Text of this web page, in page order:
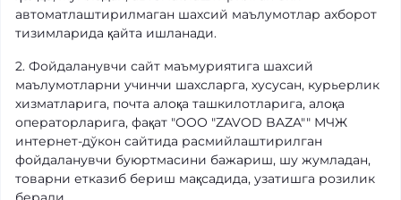
автоматлаштирилмаган шахсий маълумотлар ахборот
тизимларида қайта ишланади.
2. Фойдаланувчи сайт маъмуриятига шахсий
маълумотларни учинчи шахсларга, хусусан, курьерлик
хизматларига, почта алоқа ташкилотларига, алоқа
операторларига, фақат "OOO "ZAVOD BAZA"" МЧЖ
интернет-дўкон сайтида расмийлаштирилган
фойдаланувчи буюртмасини бажариш, шу жумладан,
товарни етказиб бериш мақсадида, узатишга розилик